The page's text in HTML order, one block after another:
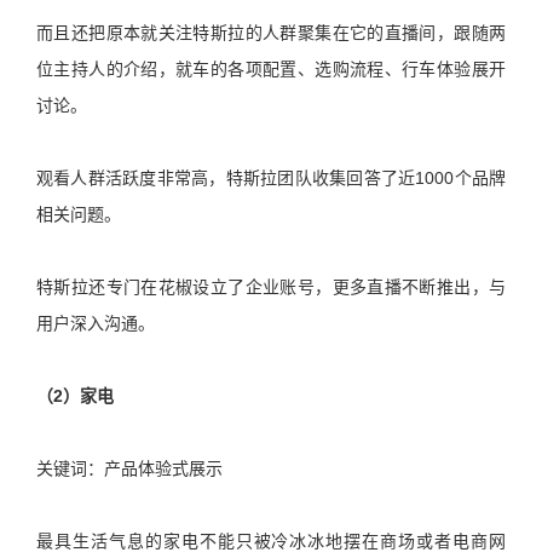
而且还把原本就关注特斯拉的人群聚集在它的直播间，跟随两
位主持人的介绍，就车的各项配置、选购流程、行车体验展开
讨论。
观看人群活跃度非常高，特斯拉团队收集回答了近1000个品牌
相关问题。
特斯拉还专门在花椒设立了企业账号，更多直播不断推出，与
用户深入沟通。
（2）家电
关键词：产品体验式展示
最具生活气息的家电不能只被冷冰冰地摆在商场或者电商网